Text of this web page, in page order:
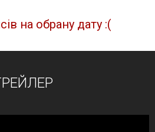
на обрану дату :(